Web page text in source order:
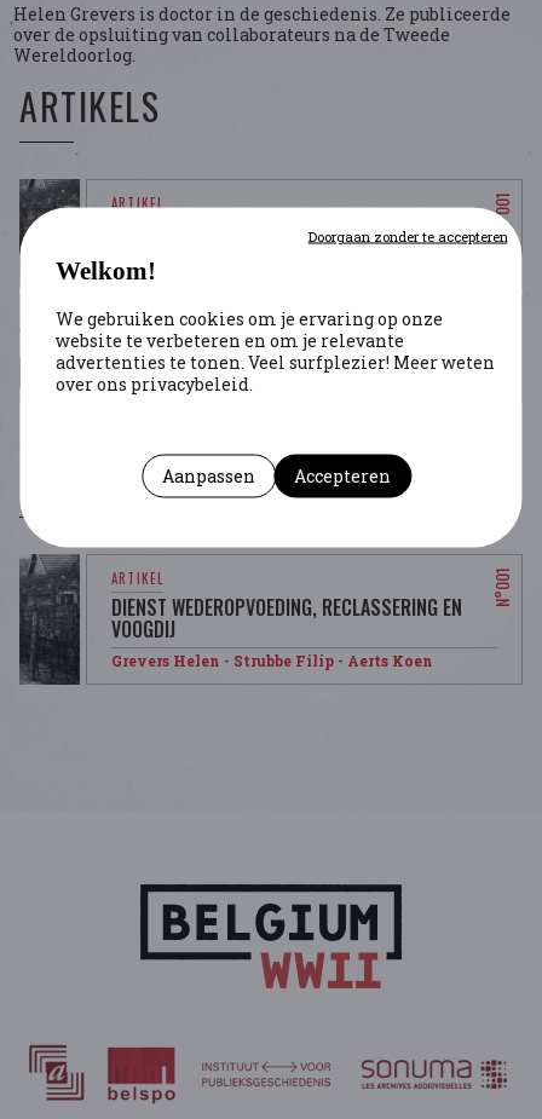
Helen Grevers is doctor in de geschiedenis. Ze publiceerde
over de opsluiting van collaborateurs na de Tweede
Wereldoorlog.
ARTIKELS
HEROPVOEDING, RECLASSERING EN VOOGDIJ
Grevers Helen
OPSLUITING EN GEVANGENSCHAP - REPRESSIE
Grevers Helen- Aerts Koen
DE BRONNEN
DIENST WEDEROPVOEDING, RECLASSERING EN
VOOGDIJ
Grevers Helen - Strubbe Filip - Aerts Koen
Welkom!
We gebruiken cookies om je ervaring op onze
website te verbeteren en om je relevante
advertenties te tonen. Veel surfplezier! Meer weten
over ons privacybeleid.
Aanpassen Accepteren
Doorgaan zonder te accepteren